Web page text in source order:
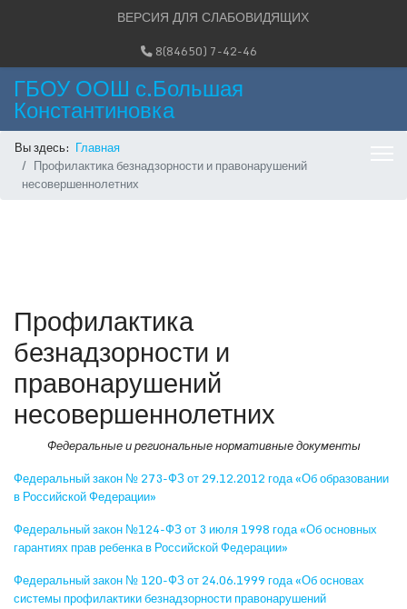
ВЕРСИЯ ДЛЯ СЛАБОВИДЯЩИХ
8(84650) 7-42-46
ГБОУ ООШ с.Большая
Константиновка
Вы здесь: Главная
Профилактика безнадзорности и правонарушений
несовершеннолетних
Профилактика
безнадзорности и
правонарушений
несовершеннолетних
Федеральные и региональные нормативные документы
Федеральный закон № 273-ФЗ от 29.12.2012 года «Об образовании
в Российской Федерации»
Федеральный закон №124-ФЗ от 3 июля 1998 года «Об основных
гарантиях прав ребенка в Российской Федерации»
Федеральный закон № 120-ФЗ от 24.06.1999 года «Об основах
системы профилактики безнадзорности правонарушений